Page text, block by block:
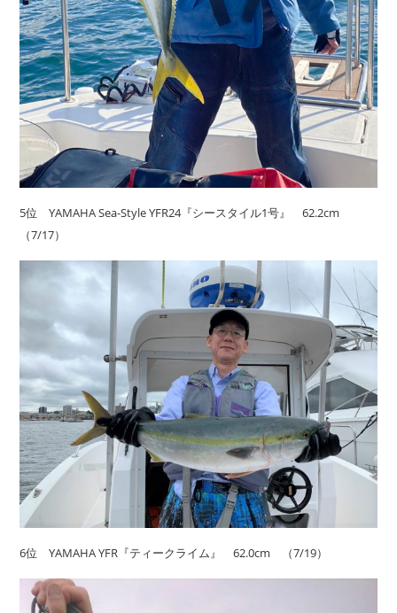
5位 YAMAHA Sea-Style YFR24『シースタイル1号』 62.2cm
（7/17）
6位 YAMAHA YFR『ティークライム』 62.0cm （7/19）